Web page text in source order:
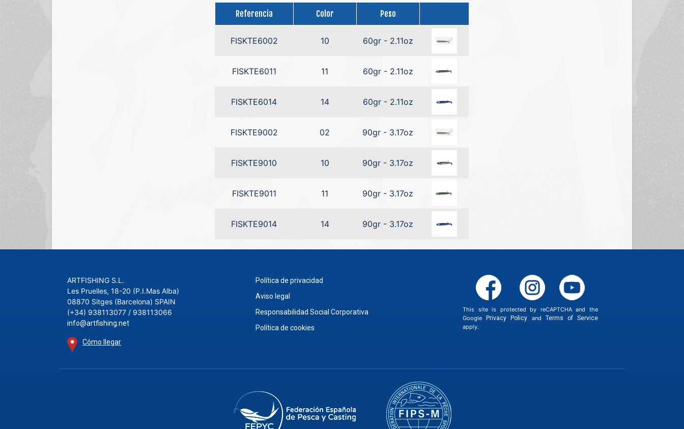
Referencia Color Peso
FISKTE6002 10 60gr - 2.11oz
FISKTE6011 11 60gr - 2.11oz
FISKTE6014 14 60gr - 2.11oz
FISKTE9002 02 90gr - 3.17oz
FISKTE9010 10 90gr - 3.17oz
FISKTE9011 11 90gr - 3.17oz
FISKTE9014 14 90gr - 3.17oz
ARTFISHING S.L.
Les Pruelles, 18-20 (P.I.Mas Alba)
08870 Sitges (Barcelona) SPAIN
(+34) 938113077 / 938113066
info@artfishing.net
Cómo llegar
Política de privacidad
Aviso legal
Responsabilidad Social Corporativa
Política de cookies
This site is protected by reCAPTCHA and the
GooglePrivacy Policy and Terms of Service
apply.